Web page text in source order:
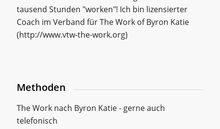
tausend Stunden "worken"! Ich bin lizensierter
Coach im Verband für The Work of Byron Katie
(http://www.vtw-the-work.org)
Methoden
The Work nach Byron Katie - gerne auch
telefonisch